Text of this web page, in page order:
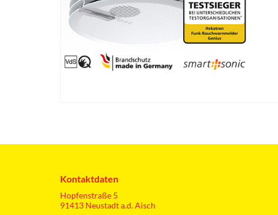
Kontaktdaten
Hopfenstraße 5
91413 Neustadt a.d. Aisch